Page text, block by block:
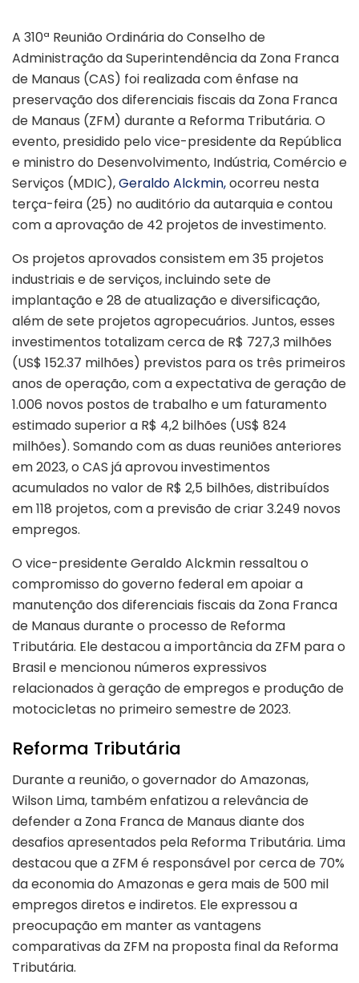
A 310ª Reunião Ordinária do Conselho de
Administração da Superintendência da Zona Franca
de Manaus (CAS) foi realizada com ênfase na
preservação dos diferenciais fiscais da Zona Franca
de Manaus (ZFM) durante a Reforma Tributária. O
evento, presidido pelo vice-presidente da República
e ministro do Desenvolvimento, Indústria, Comércio e
Serviços (MDIC),Geraldo Alckmin,ocorreu nesta
terça-feira (25) no auditório da autarquia e contou
com a aprovação de 42 projetos de investimento.
Os projetos aprovados consistem em 35 projetos
industriais e de serviços, incluindo sete de
implantação e 28 de atualização e diversificação,
além de sete projetos agropecuários. Juntos, esses
investimentos totalizam cerca de R$ 727,3 milhões
(US$ 152.37 milhões) previstos para os três primeiros
anos de operação, com a expectativa de geração de
1.006 novos postos de trabalho e um faturamento
estimado superior a R$ 4,2 bilhões (US$ 824
milhões). Somando com as duas reuniões anteriores
em 2023, o CAS já aprovou investimentos
acumulados no valor de R$ 2,5 bilhões, distribuídos
em 118 projetos, com a previsão de criar 3.249 novos
empregos.
O vice-presidente Geraldo Alckmin ressaltou o
compromisso do governo federal em apoiar a
manutenção dos diferenciais fiscais da Zona Franca
de Manaus durante o processo de Reforma
Tributária. Ele destacou a importância da ZFM para o
Brasil e mencionou números expressivos
relacionados à geração de empregos e produção de
motocicletas no primeiro semestre de 2023.
Reforma Tributária
Durante a reunião, o governador do Amazonas,
Wilson Lima, também enfatizou a relevância de
defender a Zona Franca de Manaus diante dos
desafios apresentados pela Reforma Tributária. Lima
destacou que a ZFM é responsável por cerca de 70%
da economia do Amazonas e gera mais de 500 mil
empregos diretos e indiretos. Ele expressou a
preocupação em manter as vantagens
comparativas da ZFM na proposta final da Reforma
Tributária.